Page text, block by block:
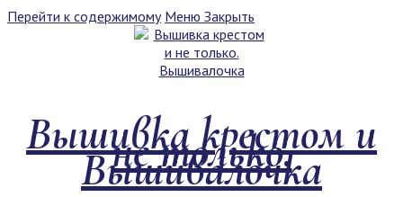
Перейти к содержимому Меню Закрыть
Вышивка крестом и
не только.
Вышивалочка